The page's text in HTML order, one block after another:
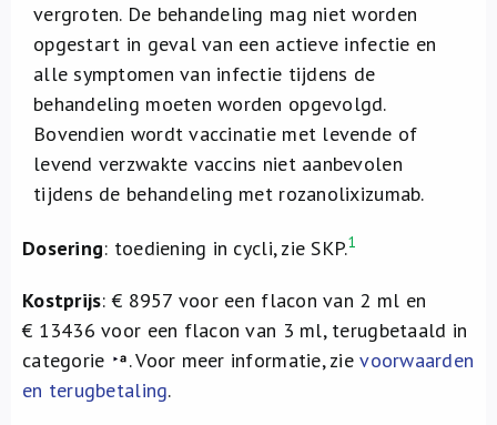
vergroten. De behandeling mag niet worden
opgestart in geval van een actieve infectie en
alle symptomen van infectie tijdens de
behandeling moeten worden opgevolgd.
Bovendien wordt vaccinatie met levende of
levend verzwakte vaccins niet aanbevolen
tijdens de behandeling met rozanolixizumab.
Dosering: toediening in cycli, zie SKP.1
Kostprijs: € 8957 voor een flacon van 2 ml en
€ 13436 voor een flacon van 3 ml, terugbetaald in
categorie
. Voor meer informatie, zievoorwaarden
en terugbetaling.